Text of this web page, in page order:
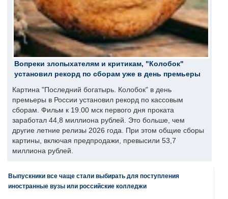
Вопреки злопыхателям и критикам, "Колобок"
установил рекорд по сборам уже в день премьеры
Картина "Последний богатырь. Колобок" в день
премьеры в России установил рекорд по кассовым
сборам. Фильм к 19.00 мск первого дня проката
заработал 44,8 миллиона рублей. Это больше, чем
другие летние релизы 2026 года. При этом общие сборы
картины, включая предпродажи, превысили 53,7
миллиона рублей.
Выпускники все чаще стали выбирать для поступления
иностранные вузы или российские колледжи